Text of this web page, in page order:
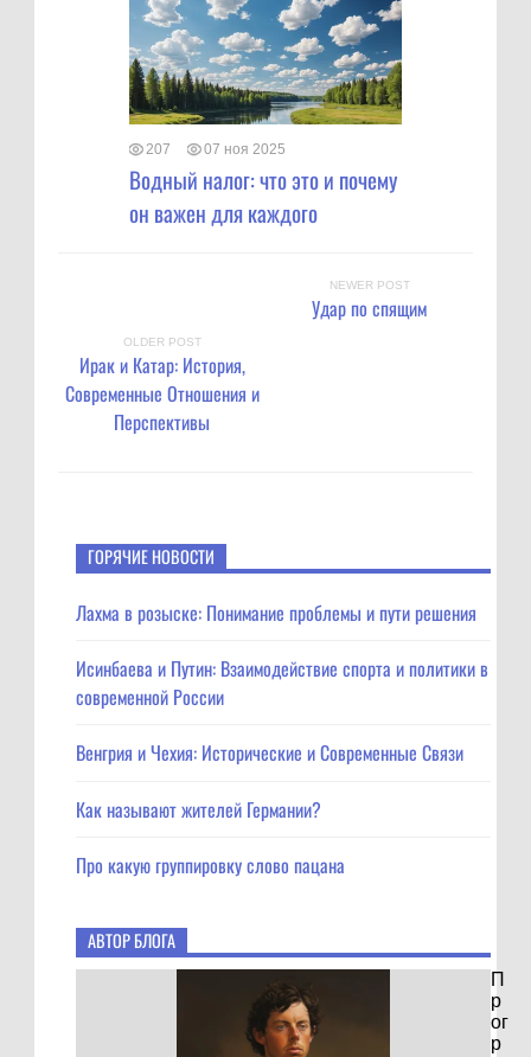
207 07 ноя 2025
Водный налог: что это и почему
он важен для каждого
NEWER POST
Удар по спящим
OLDER POST
Ирак и Катар: История,
Современные Отношения и
Перспективы
ГОРЯЧИЕ НОВОСТИ
Лахма в розыске: Понимание проблемы и пути решения
Исинбаева и Путин: Взаимодействие спорта и политики в
современной России
Венгрия и Чехия: Исторические и Современные Связи
Как называют жителей Германии?
Про какую группировку слово пацана
АВТОР БЛОГА
П
р
ог
р